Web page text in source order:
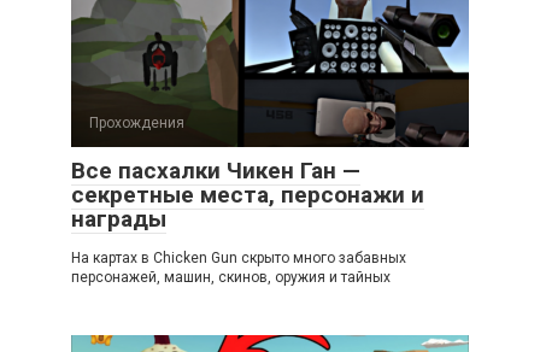
Прохождения
Все пасхалки Чикен Ган —
секретные места, персонажи и
награды
На картах в Chicken Gun скрыто много забавных
персонажей, машин, скинов, оружия и тайных